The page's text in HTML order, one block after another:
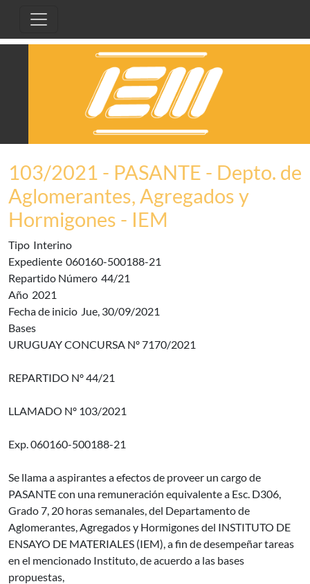
103/2021 - PASANTE - Depto. de
Aglomerantes, Agregados y
Hormigones - IEM
Tipo Interino
Expediente 060160-500188-21
Repartido Número 44/21
Año 2021
Fecha de inicio Jue, 30/09/2021
Bases
URUGUAY CONCURSA Nº 7170/2021
REPARTIDO Nº 44/21
LLAMADO Nº 103/2021
Exp. 060160-500188-21
Se llama a aspirantes a efectos de proveer un cargo de
PASANTE con una remuneración equivalente a Esc. D306,
Grado 7, 20 horas semanales, del Departamento de
Aglomerantes, Agregados y Hormigones del INSTITUTO DE
ENSAYO DE MATERIALES (IEM), a fin de desempeñar tareas
en el mencionado Instituto, de acuerdo a las bases
propuestas,